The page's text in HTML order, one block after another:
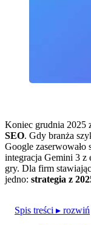
Koniec grudnia 2025
SEO. Gdy branża
Google zaserwowało
integracja Gemini 3 z
gry. Dla firm
jedno: strategia z
Spis treści ▸ rozwiń